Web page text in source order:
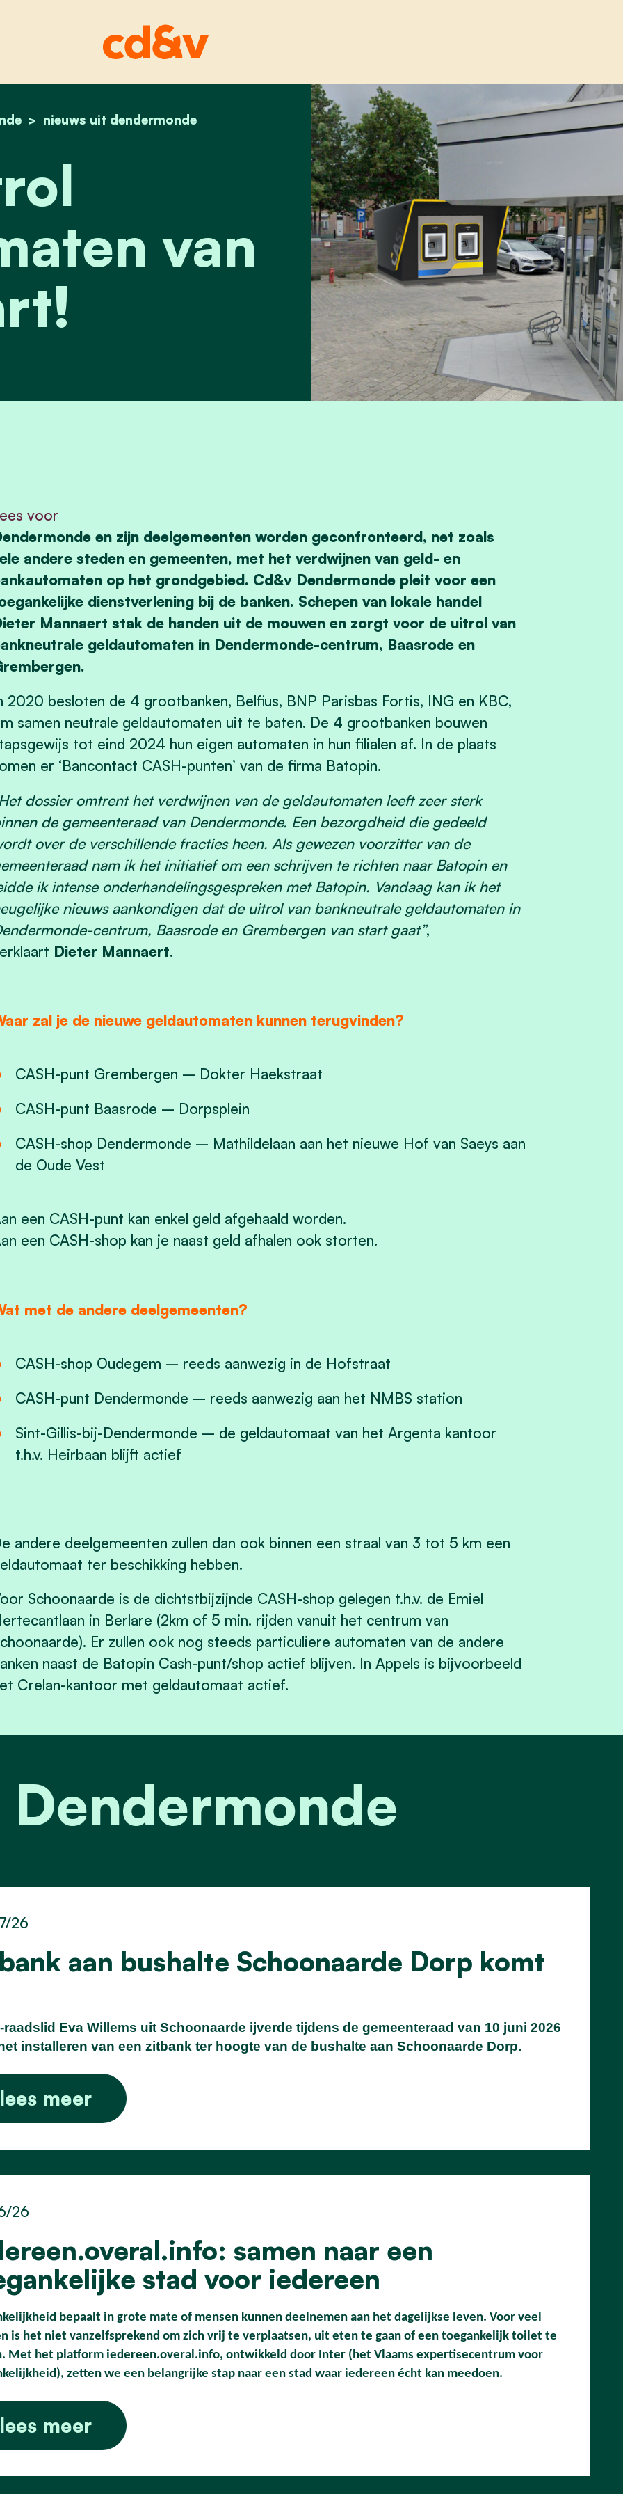
home nieuws uit dendermonde
uitrol geldautomaten van start!
van
voor
en zijn deelgemeenten worden geconfronteerd, net zoals
andere steden en gemeenten, met het verdwijnen van geld- en
op het grondgebied. Cd&v Dendermonde pleit voor een
dienstverlening bij de banken. Schepen van lokale handel
Mannaert stak de handen uit de mouwen en zorgt voor de uitrol van
geldautomaten in Dendermonde-centrum, Baasrode en
2020 besloten de 4 grootbanken, Belfius, BNP Parisbas Fortis, ING en KBC,
samen neutrale geldautomaten uit te baten. De 4 grootbanken bouwen
tot eind 2024 hun eigen automaten in hun filialen af. In de plaats
er ‘Bancontact CASH-punten’ van de firma Batopin.
dossier omtrent het verdwijnen van de geldautomaten leeft zeer sterk
de gemeenteraad van Dendermonde. Een bezorgdheid die gedeeld
over de verschillende fracties heen. Als gewezen voorzitter van de
nam ik het initiatief om een schrijven te richten naar Batopin en
ik intense onderhandelingsgespreken met Batopin. Vandaag kan ik het
nieuws aankondigen dat de uitrol van bankneutrale geldautomaten in
centrum, Baasrode en Grembergen van start gaat”,
Dieter Mannaert.
zal je de nieuwe geldautomaten kunnen terugvinden?
CASH-punt Grembergen – Dokter Haekstraat
CASH-punt Baasrode – Dorpsplein
CASH-shop Dendermonde – Mathildelaan aan het nieuwe Hof van Saeys aan
de Oude Vest
een CASH-punt kan enkel geld afgehaald worden.
een CASH-shop kan je naast geld afhalen ook storten.
met de andere deelgemeenten?
CASH-shop Oudegem – reeds aanwezig in de Hofstraat
CASH-punt Dendermonde – reeds aanwezig aan het NMBS station
Sint-Gillis-bij-Dendermonde – de geldautomaat van het Argenta kantoor
t.h.v. Heirbaan blijft actief
andere deelgemeenten zullen dan ook binnen een straal van 3 tot 5 km een
ter beschikking hebben.
Schoonaarde is de dichtstbijzijnde CASH-shop gelegen t.h.v. de Emiel
in Berlare (2km of 5 min. rijden vanuit het centrum van
Er zullen ook nog steeds particuliere automaten van de andere
naast de Batopin Cash-punt/shop actief blijven. In Appels is bijvoorbeeld
Crelan-kantoor met geldautomaat actief.
aan bushalte Schoonaarde Dorp komt
26
raadslid Eva Willems uit Schoonaarde ijverde tijdens de gemeenteraad van 10 juni 2026
installeren van een zitbank ter hoogte van de bushalte aan Schoonaarde Dorp.
meer
samen naar een
stad voor iedereen
26
bepaalt in grote mate of mensen kunnen deelnemen aan het dagelijkse leven. Voor veel
is het niet vanzelfsprekend om zich vrij te verplaatsen, uit eten te gaan of een toegankelijk toilet te
Met het platform iedereen.overal.info, ontwikkeld door Inter (het Vlaams expertisecentrum voor
zetten we een belangrijke stap naar een stad waar iedereen écht kan meedoen.
meer